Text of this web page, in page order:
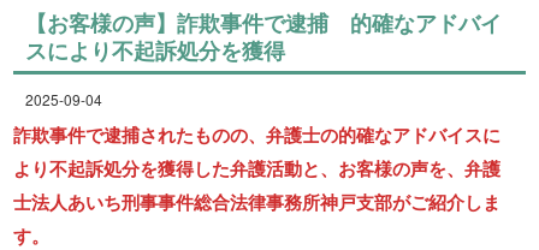
【お客様の声】詐欺事件で逮捕 的確なアドバイ
スにより不起訴処分を獲得
2025-09-04
詐欺事件で逮捕されたものの、弁護士の的確なアドバイスに
より不起訴処分を獲得した弁護活動と、お客様の声を、弁護
士法人あいち刑事事件総合法律事務所神戸支部がご紹介しま
す。